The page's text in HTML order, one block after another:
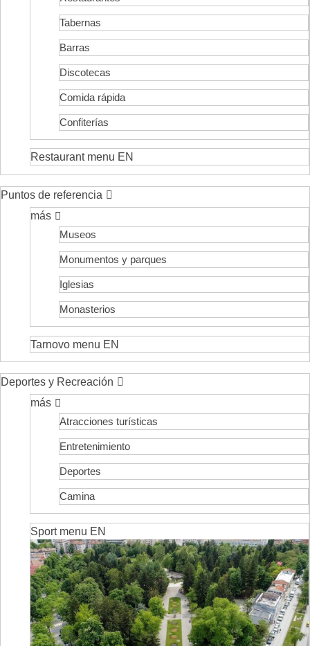
Tabernas
Barras
Discotecas
Comida rápida
Confiterías
Restaurant menu EN
Puntos de referencia
más
Museos
Monumentos y parques
Iglesias
Monasterios
Tarnovo menu EN
Deportes y Recreación
más
Atracciones turísticas
Entretenimiento
Deportes
Camina
Sport menu EN